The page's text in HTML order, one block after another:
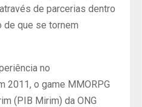
de parcerias dentro
de que se tornem
no
2011, o game MMORPG
(PIB Mirim) da ONG